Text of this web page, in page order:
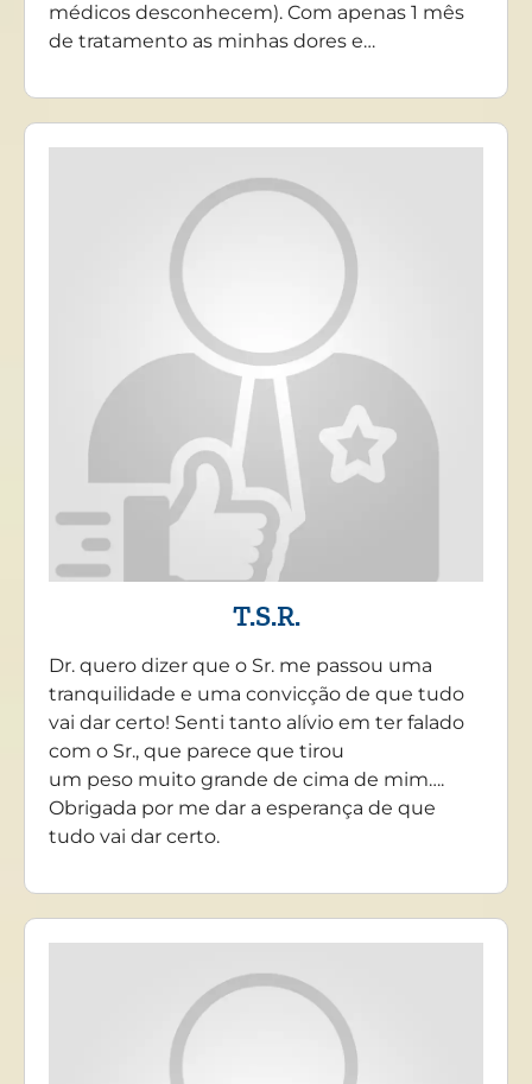
médicos desconhecem). Com apenas 1 mês
de tratamento as minhas dores e…
T.S.R.
Dr. quero dizer que o Sr. me passou uma
tranquilidade e uma convicção de que tudo
vai dar certo! Senti tanto alívio em ter falado
com o Sr., que parece que tirou
um peso muito grande de cima de mim….
Obrigada por me dar a esperança de que
tudo vai dar certo.